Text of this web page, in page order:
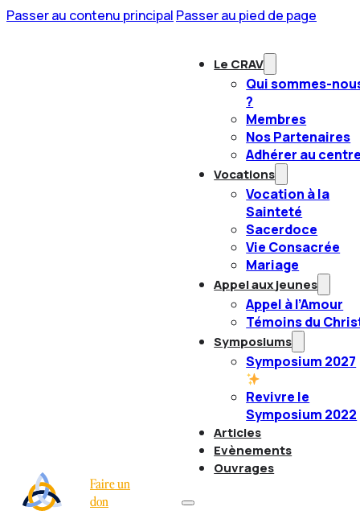
Passer au contenu principal Passer au pied de page
Faire un
don
Le CRAV
Qui sommes-
?
Membres
Nos Partenaires
Adhérer au
Vocations
Vocation à la
Sainteté
Sacerdoce
Vie Consacrée
Mariage
Appel aux jeunes
Appel à l’Amour
Témoins du
Symposiums
Symposium 2027
Revivre le
Symposium 2022
Articles
Evènements
Ouvrages